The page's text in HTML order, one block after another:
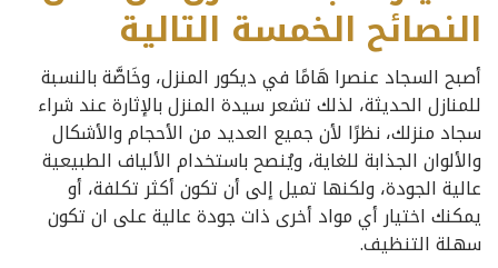
النصائح الخمسة التالية
أصبح السجاد عنصرا هَامًا في ديكور المنزل، وخَاصَّة بالنسبة
للمنازل الحديثة، لذلك تشعر سيدة المنزل بالإثارة عند شراء
سجاد منزلك، نظرًا لأن جميع العديد من الأحجام والأشكال
والألوان الجذابة للغاية، ويُنصح باستخدام الألياف الطبيعية
عالية الجودة، ولكنها تميل إلى أن تكون أكثر تكلفة، أو
يمكنك اختيار أي مواد أخرى ذات جودة عالية على ان تكون
سهلة التنظيف.